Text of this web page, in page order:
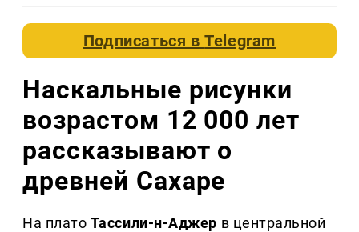
Подписаться вTelegram
Наскальные рисунки
возрастом 12 000 лет
рассказывают о
древней Сахаре
На плато Тассили-н-Аджер в центральной